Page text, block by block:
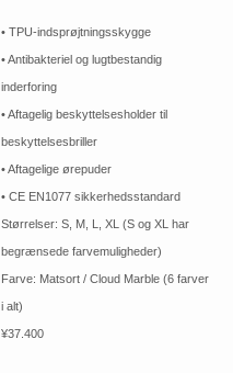
• TPU-indsprøjtningsskygge
• Antibakteriel og lugtbestandig
inderforing
• Aftagelig beskyttelsesholder til
beskyttelsesbriller
• Aftagelige ørepuder
• CE EN1077 sikkerhedsstandard
Størrelser: S, M, L, XL (S og XL har
begrænsede farvemuligheder)
Farve: Matsort / Cloud Marble (6 farver
i alt)
¥37.400